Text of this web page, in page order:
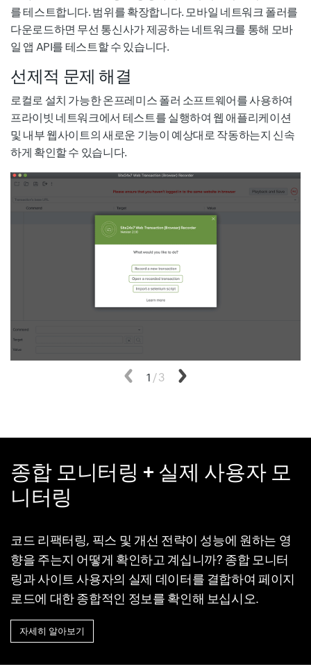
를 테스트합니다. 범위를 확장합니다. 모바일 네트워크 폴러를
다운로드하면 무선 통신사가 제공하는 네트워크를 통해 모바
일 앱 API를 테스트할 수 있습니다.
선제적 문제 해결
로컬로 설치 가능한 온프레미스 폴러 소프트웨어를 사용하여
프라이빗 네트워크에서 테스트를 실행하여 웹 애플리케이션
및 내부 웹사이트의 새로운 기능이 예상대로 작동하는지 신속
하게 확인할 수 있습니다.
이전
1 /3
종합 모니터링 + 실제 사용자 모
니터링
코드 리팩터링, 픽스 및 개선 전략이 성능에 원하는 영
향을 주는지 어떻게 확인하고 계십니까? 종합 모니터
링과 사이트 사용자의 실제 데이터를 결합하여 페이지
로드에 대한 종합적인 정보를 확인해 보십시오.
자세히 알아보기